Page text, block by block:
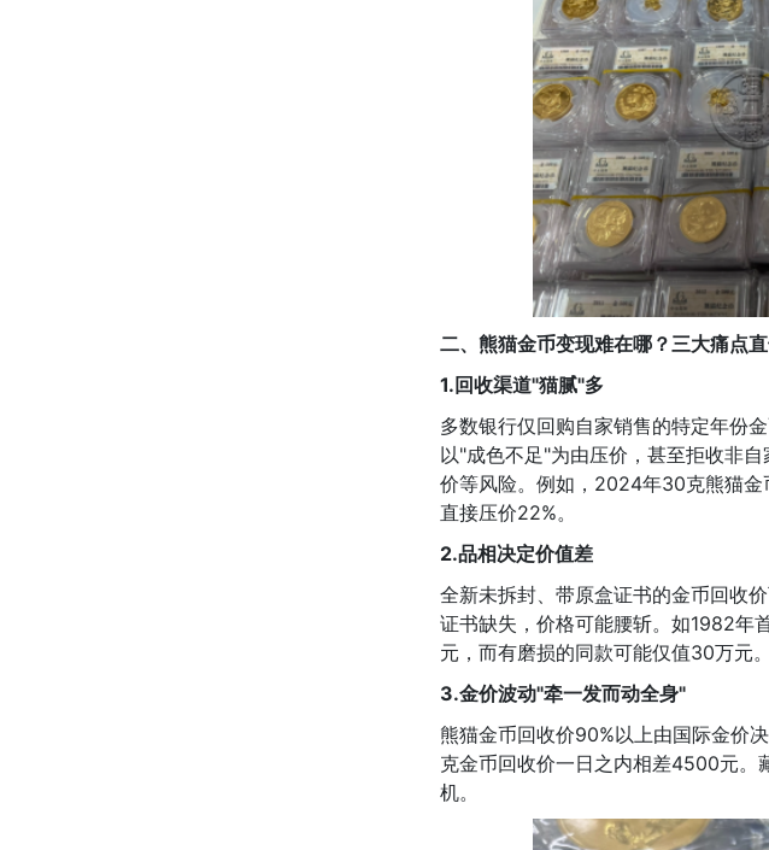
二、熊猫金币变现难在哪？三大痛点
1.回收渠道"猫腻"多
多数银行仅回购自家销售的特定年份
以"成色不足"为由压价，甚至拒收非
价等风险。例如，2024年30克熊猫金
直接压价22%。
2.品相决定价值差
全新未拆封、带原盒证书的金币回收
证书缺失，价格可能腰斩。如1982年
元，而有磨损的同款可能仅值30万元。
3.金价波动"牵一发而动全身"
熊猫金币回收价90%以上由国际金价
克金币回收价一日之内相差4500元。
机。